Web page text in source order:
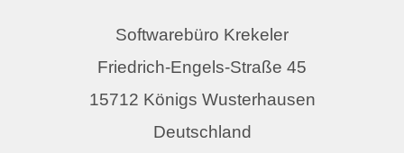
Softwarebüro Krekeler
Friedrich-Engels-Straße 45
15712 Königs Wusterhausen
Deutschland